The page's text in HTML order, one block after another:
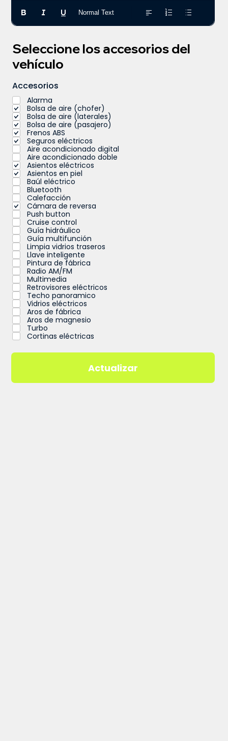
Normal Text
Seleccione los accesorios del
vehículo
Accesorios
Alarma
Bolsa de aire (chofer)
Bolsa de aire (laterales)
Bolsa de aire (pasajero)
Frenos ABS
Seguros eléctricos
Aire acondicionado digital
Aire acondicionado doble
Asientos eléctricos
Asientos en piel
Baúl eléctrico
Bluetooth
Calefacción
Cámara de reversa
Push button
Cruise control
Guía hidráulico
Guía multifunción
Limpia vidrios traseros
Llave inteligente
Pintura de fábrica
Radio AM/FM
Multimedia
Retrovisores eléctricos
Techo panoramico
Vidrios eléctricos
Aros de fábrica
Aros de magnesio
Turbo
Cortinas eléctricas
Actualizar